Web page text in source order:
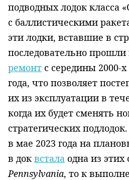
подводных лодок класса
с баллистическими
эти лодки, вставшие в
последовательно
ремонт с середины 2000-х
года, что позволяет
их из эксплуатации в
когда их будет сменять
стратегических
в мае 2023 года на
в док встала одна из этих
Pennsylvania, то к